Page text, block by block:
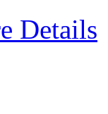
Details